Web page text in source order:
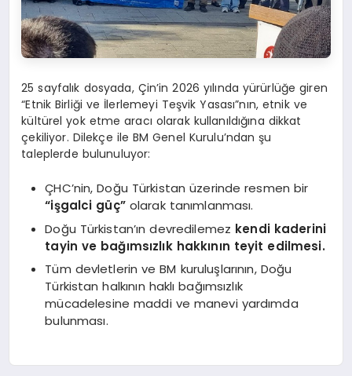
25 sayfalık dosyada, Çin’in 2026 yılında yürürlüğe giren
“Etnik Birliği ve İlerlemeyi Teşvik Yasası”nın, etnik ve
kültürel yok etme aracı olarak kullanıldığına dikkat
çekiliyor. Dilekçe ile BM Genel Kurulu’ndan şu
taleplerde bulunuluyor:
ÇHC’nin, Doğu Türkistan üzerinde resmen bir
“işgalci güç”olarak tanımlanması.
Doğu Türkistan’ın devredilemez kendi kaderini
tayin ve bağımsızlık hakkının teyit edilmesi.
Tüm devletlerin ve BM kuruluşlarının, Doğu
Türkistan halkının haklı bağımsızlık
mücadelesine maddi ve manevi yardımda
bulunması.